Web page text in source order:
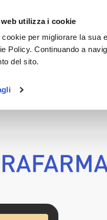
utilizza i cookie
per migliorare la sua
Policy. Continuando a
del sito.
C/PIUMA